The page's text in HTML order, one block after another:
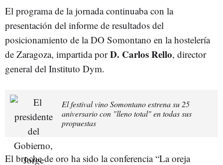
El programa de la jornada continuaba con la
presentación del informe de resultados del
posicionamiento de la DO Somontano en la hostelería
de Zaragoza, impartida porD. Carlos Rello, director
general del Instituto Dym.
El festival vino Somontano estrena su 25
aniversario con "lleno total" en todas sus
propuestas
El broche de oro ha sido la conferencia “La oreja